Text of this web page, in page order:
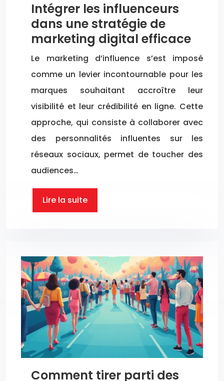
Intégrer les influenceurs
dans une stratégie de
marketing digital efficace
Le marketing d’influence s’est imposé
comme un levier incontournable pour les
marques souhaitant accroître leur
visibilité et leur crédibilité en ligne. Cette
approche, qui consiste à collaborer avec
des personnalités influentes sur les
réseaux sociaux, permet de toucher des
audiences…
Lire la suite
Comment tirer parti des